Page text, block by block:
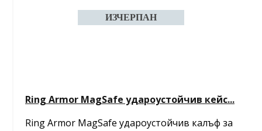
Ring Armor MagSafe удароустойчив кейс...
Ring Armor MagSafe удароустойчив калъф за